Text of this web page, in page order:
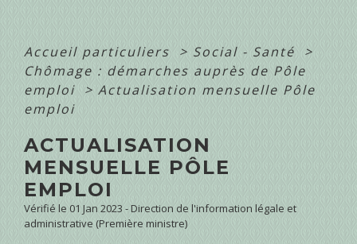
Accueil particuliers > Social - Santé
>
Chômage : démarches auprès de Pôle
emploi > Actualisation mensuelle Pôle
emploi
ACTUALISATION
MENSUELLE PÔLE
EMPLOI
Vérifié le 01 Jan 2023 - Direction de l'information légale et
administrative (Première ministre)